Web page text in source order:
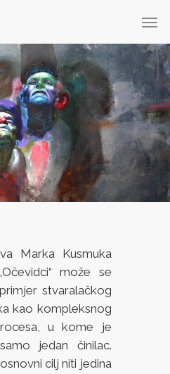
Marka Kusmuka
može se
stvaralačkog
kao kompleksnog
u kome je
jedan činilac.
cilj niti jedina